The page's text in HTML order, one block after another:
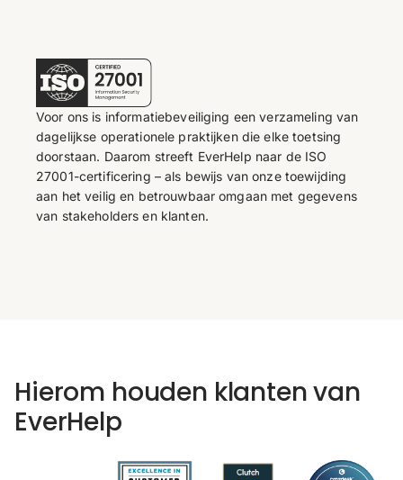
Voor ons is informatiebeveiliging een verzameling van
dagelijkse operationele praktijken die elke toetsing
doorstaan. Daarom streeft EverHelp naar de ISO
27001-certificering – als bewijs van onze toewijding
aan het veilig en betrouwbaar omgaan met gegevens
van stakeholders en klanten.
Hierom houden klanten van
EverHelp